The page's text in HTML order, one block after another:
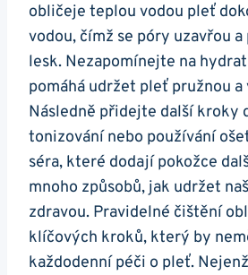
obličeje teplou vodou pleť
vodou, čímž ⁣se ‌póry ​uzavřou
lesk. Nezapomínejte na
pomáhá udržet pleť​ pružnou
Následně přidejte ​další kroky⁢
tonizování nebo používání
séra, ⁢které dodají pokožce
‌mnoho⁤ způsobů, jak udržet⁢
zdravou. Pravidelné čištění
klíčových kroků, který by
každodenní péči o pleť.